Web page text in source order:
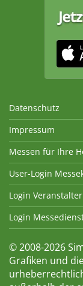
Datenschutz
Impressum
Messen für Ihre
User-Login
Login Veranstalter
Login
© 2008-2026
Grafiken und